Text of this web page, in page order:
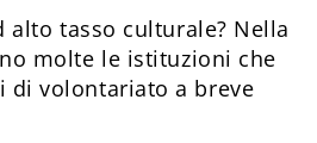
alto tasso culturale? Nella
molte le istituzioni che
di volontariato a breve